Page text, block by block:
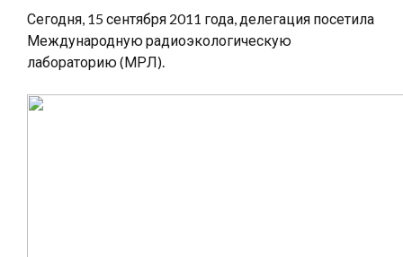
Сегодня, 15 сентября 2011 года, делегация посетила
Международную радиоэкологическую
лабораторию (МРЛ).